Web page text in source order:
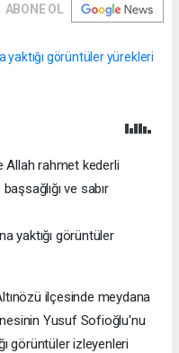
ABONE OL
Allah rahmet kederli
ve sabır
yaktığı görüntüler
ilçesinde meydana
Yusuf Sofioğlu'nu
görüntüler izleyenleri